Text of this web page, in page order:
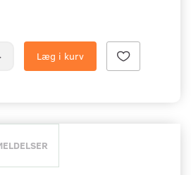
Læg i kurv